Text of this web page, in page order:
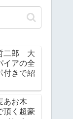
二郎 大
イアの全
付きで紹
あお木
頂く超豪